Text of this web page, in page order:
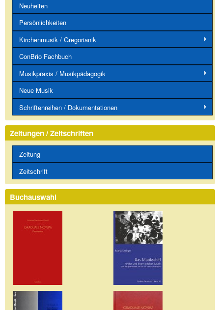
Neuheiten
Persönlichkeiten
Kirchenmusik / Gregorianik
ConBrio Fachbuch
Musikpraxis / Musikpädagogik
Neue Musik
Schriftenreihen / Dokumentationen
Zeitungen / Zeitschriften
Zeitung
Zeitschrift
Buchauswahl